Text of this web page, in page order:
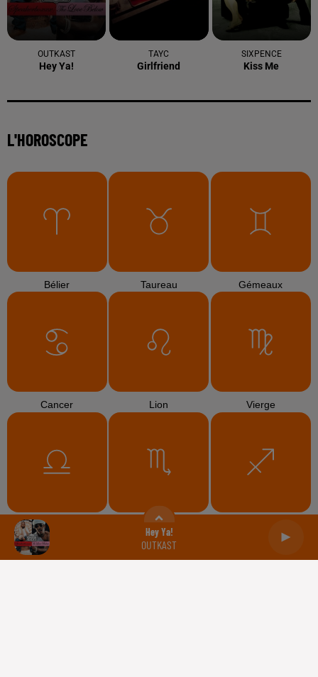
Hey Ya!
OUTKAST
OUTKAST
Hey Ya!
TAYC
Girlfriend
SIXPENCE
Kiss Me
L'HOROSCOPE
Bélier Taureau Gémeaux
Cancer Lion Vierge
Balance Scorpion